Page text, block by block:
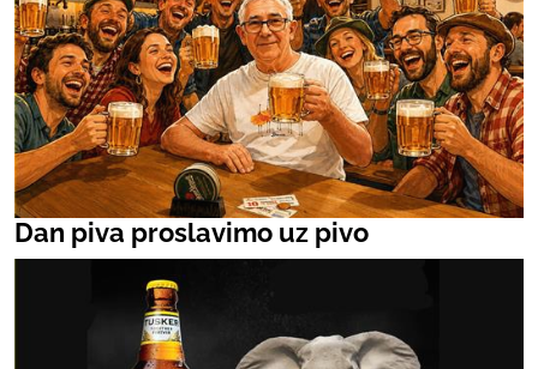
Dan piva proslavimo uz pivo